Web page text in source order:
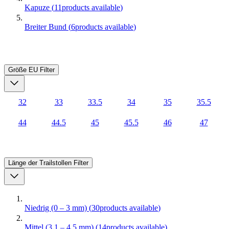
Kapuze (11products available)
Breiter Bund (6products available)
Größe EU Filter
32 33 33.5 34 35 35.5
44 44.5 45 45.5 46 47
Länge der Trailstollen Filter
Niedrig (0 – 3 mm) (30products available)
Mittel (3,1 – 4,5 mm) (14products available)